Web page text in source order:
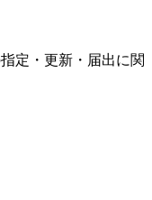
定・更新・届出に関